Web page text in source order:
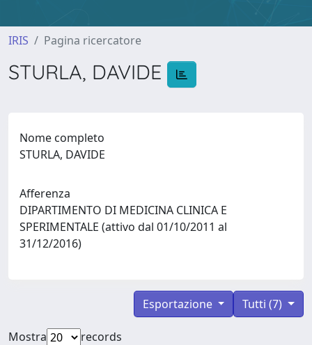
IRIS Pagina ricercatore
STURLA, DAVIDE
Nome completo
STURLA, DAVIDE
Afferenza
DIPARTIMENTO DI MEDICINA CLINICA E
SPERIMENTALE (attivo dal 01/10/2011 al
31/12/2016)
Tutti (7)
Esportazione
Mostra
records